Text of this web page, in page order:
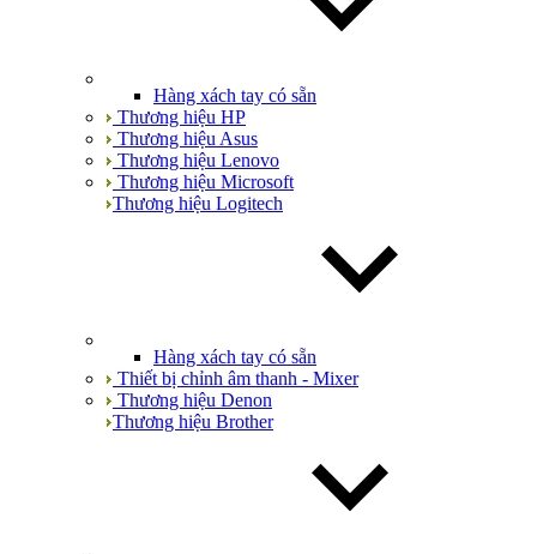
Hàng xách tay có sẵn
Thương hiệu HP
Thương hiệu Asus
Thương hiệu Lenovo
Thương hiệu Microsoft
Thương hiệu Logitech
Hàng xách tay có sẵn
Thiết bị chỉnh âm thanh - Mixer
Thương hiệu Denon
Thương hiệu Brother